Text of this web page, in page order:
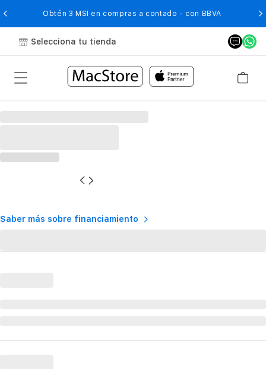
Obtén 3 MSI en compras a contado - con BBVA
Selecciona tu tienda
Saber más sobre financiamiento